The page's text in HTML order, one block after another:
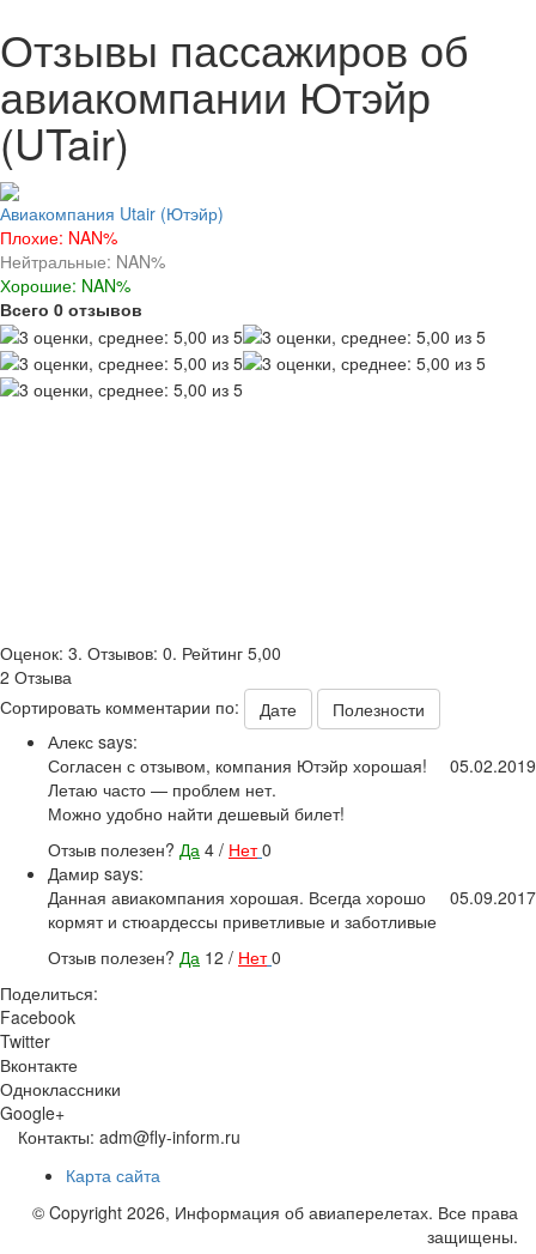
Отзывы пассажиров об
авиакомпании Ютэйр
(UTair)
Авиакомпания Utair (Ютэйр)
Плохие: NAN%
Нейтральные: NAN%
Хорошие: NAN%
Всего 0 отзывов
Оценок: 3. Отзывов: 0. Рейтинг 5,00
2 Отзыва
Сортировать комментарии по:
Дате
Полезности
Алекс says:
05.02.2019
Согласен с отзывом, компания Ютэйр хорошая!
Летаю часто — проблем нет.
Можно удобно найти дешевый билет!
Отзыв полезен? Да 4 / Нет 0
Дамир says:
05.09.2017
Данная авиакомпания хорошая. Всегда хорошо
кормят и стюардессы приветливые и заботливые
Отзыв полезен? Да 12 / Нет 0
Поделиться:
Facebook
Twitter
Вконтакте
Одноклассники
Google+
Контакты: adm@fly-inform.ru
Карта сайта
© Copyright 2026, Информация об авиаперелетах. Все права
защищены.